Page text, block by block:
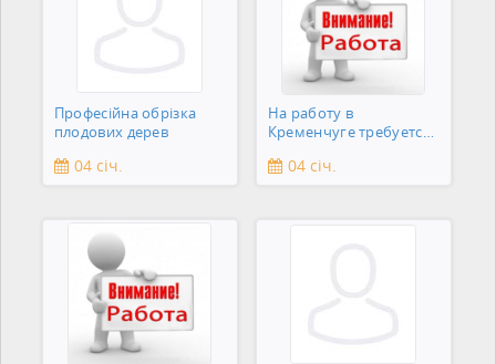
Професійна обрізка
плодових дерев
04 січ.
На работу в
Кременчуге требуется
04 січ.